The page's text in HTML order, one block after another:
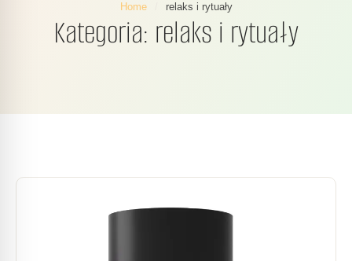
Home relaks i rytuały
Kategoria: relaks i rytuały